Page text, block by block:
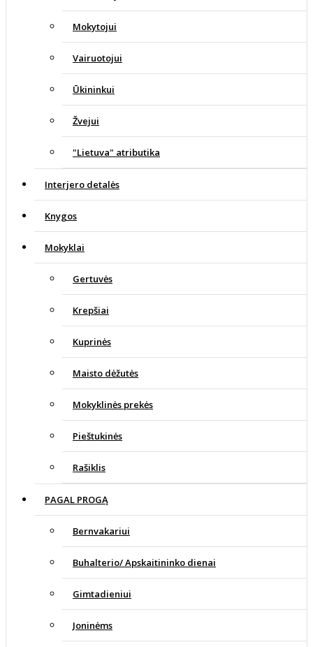
Mokytojui
Vairuotojui
Ūkininkui
Žvejui
"Lietuva" atributika
Interjero detalės
Knygos
Mokyklai
Gertuvės
Krepšiai
Kuprinės
Maisto dėžutės
Mokyklinės prekės
Pieštukinės
Rašiklis
PAGAL PROGĄ
Bernvakariui
Buhalterio/ Apskaitininko dienai
Gimtadieniui
Joninėms